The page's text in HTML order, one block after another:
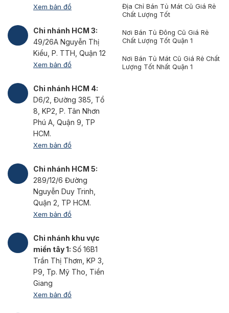
Xem bản đồ
Chi nhánh HCM 3:
49/26A Nguyễn Thị
Kiểu, P. TTH, Quận 12
Xem bản đồ
Chi nhánh HCM 4:
D6/2, Đường 385, Tổ
8, KP2, P. Tân Nhơn
Phú A, Quận 9, TP
HCM.
Xem bản đồ
Chi nhánh HCM 5:
289/12/6 Đường
Nguyễn Duy Trinh,
Quận 2, TP HCM.
Xem bản đồ
Chi nhánh khu vực
miền tây 1: Số 16B1
Trần Thị Thơm, KP 3,
P9, Tp. Mỹ Tho, Tiền
Giang
Xem bản đồ
Địa Chỉ Bán Tủ Mát Cũ Giá Rẻ
Chất Lượng Tốt
Nơi Bán Tủ Đông Cũ Giá Rẻ
Chất Lượng Tốt Quận 1
Nơi Bán Tủ Mát Cũ Giá Rẻ Chất
Lượng Tốt Nhất Quận 1